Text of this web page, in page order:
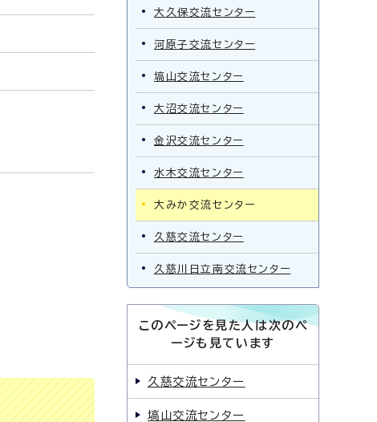
大久保交流センター
河原子交流センター
塙山交流センター
大沼交流センター
金沢交流センター
水木交流センター
大みか交流センター
久慈交流センター
久慈川日立南交流センター
このページを見た人は次のペ
ージも見ています
久慈交流センター
塙山交流センター